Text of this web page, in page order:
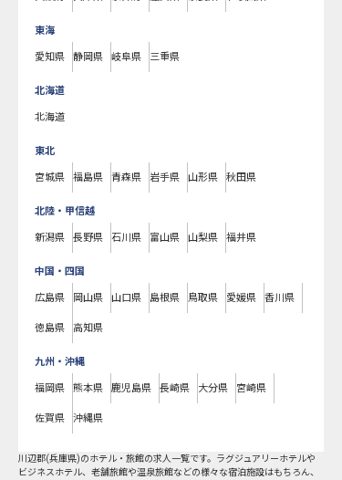
東海
愛知県 静岡県 岐阜県 三重県
北海道
北海道
東北
宮城県 福島県 青森県 岩手県 山形県 秋田県
北陸・甲信越
新潟県 長野県 石川県 富山県 山梨県 福井県
中国・四国
広島県 岡山県 山口県 島根県 鳥取県 愛媛県 香川県
徳島県 高知県
九州・沖縄
福岡県 熊本県 鹿児島県 長崎県 大分県 宮崎県
佐賀県 沖縄県
川辺郡(兵庫県)のホテル・旅館の求人一覧です。ラグジュアリーホテルや
ビジネスホテル、老舗旅館や温泉旅館などの様々な宿泊施設はもちろん、